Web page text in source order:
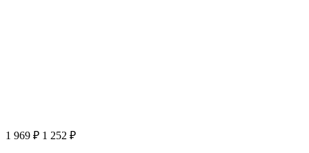
1 969 ₽ 1 252 ₽